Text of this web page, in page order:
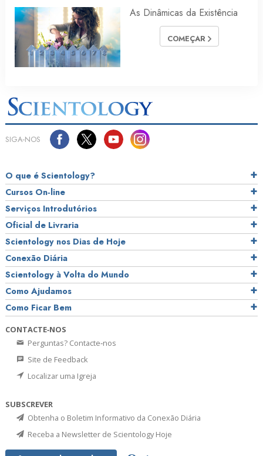
As Dinâmicas da Existência
COMEÇAR
SIGA‑NOS
O que é Scientology?
Cursos On‑line
Serviços Introdutórios
Oficial de Livraria
Scientology nos Dias de Hoje
Conexão Diária
Scientology à Volta do Mundo
Como Ajudamos
Como Ficar Bem
CONTACTE‑NOS
Perguntas? Contacte‑nos
Site de Feedback
Localizar uma Igreja
SUBSCREVER
Obtenha o Boletim Informativo da Conexão Diária
Receba a Newsletter de Scientology Hoje